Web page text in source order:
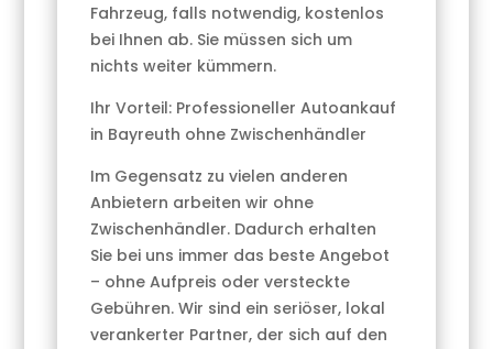
Fahrzeug, falls notwendig, kostenlos
bei Ihnen ab. Sie müssen sich um
nichts weiter kümmern.
Ihr Vorteil: Professioneller Autoankauf
in Bayreuth ohne Zwischenhändler
Im Gegensatz zu vielen anderen
Anbietern arbeiten wir ohne
Zwischenhändler. Dadurch erhalten
Sie bei uns immer das beste Angebot
– ohne Aufpreis oder versteckte
Gebühren. Wir sind ein seriöser, lokal
verankerter Partner, der sich auf den